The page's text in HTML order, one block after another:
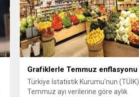
Grafiklerle Temmuz enflasyonu
Türkiye İstatistik Kurumu'nun (TÜİK)
Temmuz ayı verilerine göre aylık